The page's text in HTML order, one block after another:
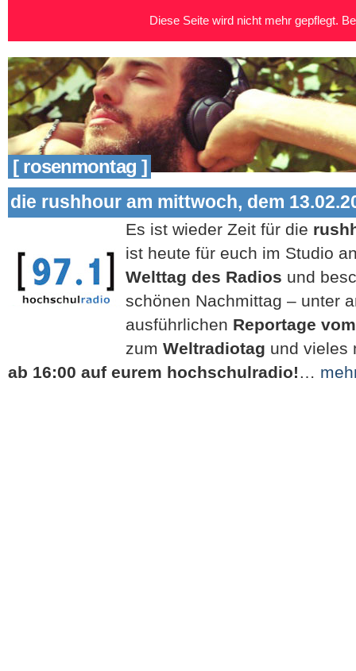
[ rosenmontag ]
die rushhour am mittwoch, dem
Es ist wieder Zeit für die
ist heute für euch im Studio
Welttag des Radios und
schönen Nachmittag – unter
ausführlichen Reportage
zum Weltradiotag und vieles
ab 16:00 auf eurem hochschulradio!…
Diese Seite wird nicht mehr gepflegt.